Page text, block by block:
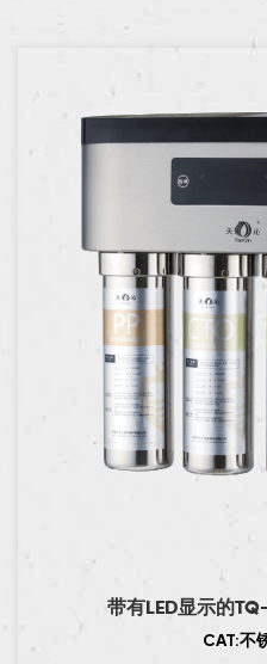
带有LED显示的
CAT:不